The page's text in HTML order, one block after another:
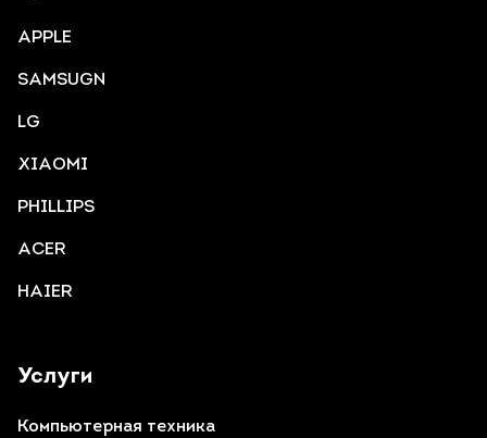
Услуги
Компьютерная техника
APPLE
SAMSUGN
LG
XIAOMI
PHILLIPS
ACER
HAIER